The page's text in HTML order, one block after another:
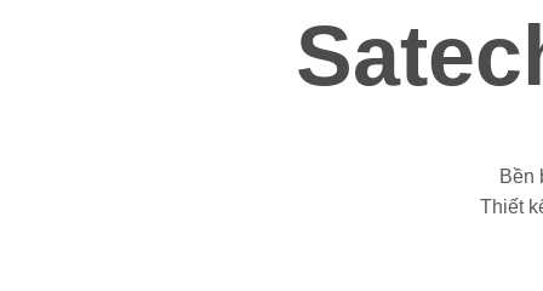
Bền
Thiết